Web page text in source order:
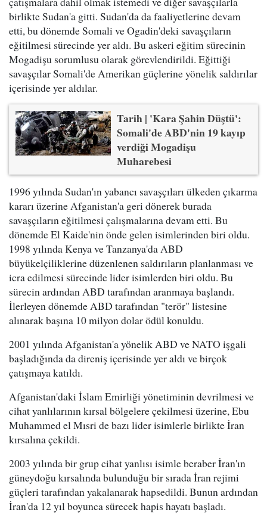
birlikte Sudan'a gitti. Sudan'da da faaliyetlerine devam
etti, bu dönemde Somali ve Ogadin'deki savaşçıların
eğitilmesi sürecinde yer aldı. Bu askeri eğitim sürecinin
Mogadişu sorumlusu olarak görevlendirildi. Eğittiği
savaşçılar Somali'de Amerikan güçlerine yönelik saldırılar
içerisinde yer aldılar.
Tarih | 'Kara Şahin Düştü':
Somali'de ABD'nin 19 kayıp
verdiği Mogadişu
Muharebesi
1996 yılında Sudan'ın yabancı savaşçıları ülkeden çıkarma
kararı üzerine Afganistan'a geri dönerek burada
savaşçıların eğitilmesi çalışmalarına devam etti. Bu
dönemde El Kaide'nin önde gelen isimlerinden biri oldu.
1998 yılında Kenya ve Tanzanya'da ABD
büyükelçiliklerine düzenlenen saldırıların planlanması ve
icra edilmesi sürecinde lider isimlerden biri oldu. Bu
sürecin ardından ABD tarafından aranmaya başlandı.
İlerleyen dönemde ABD tarafından "terör" listesine
alınarak başına 10 milyon dolar ödül konuldu.
2001 yılında Afganistan'a yönelik ABD ve NATO işgali
başladığında da direniş içerisinde yer aldı ve birçok
çatışmaya katıldı.
Afganistan'daki İslam Emirliği yönetiminin devrilmesi ve
cihat yanlılarının kırsal bölgelere çekilmesi üzerine, Ebu
Muhammed el Mısri de bazı lider isimlerle birlikte İran
kırsalına çekildi.
2003 yılında bir grup cihat yanlısı isimle beraber İran'ın
güneydoğu kırsalında bulunduğu bir sırada İran rejimi
güçleri tarafından yakalanarak hapsedildi. Bunun ardından
İran'da 12 yıl boyunca sürecek hapis hayatı başladı.